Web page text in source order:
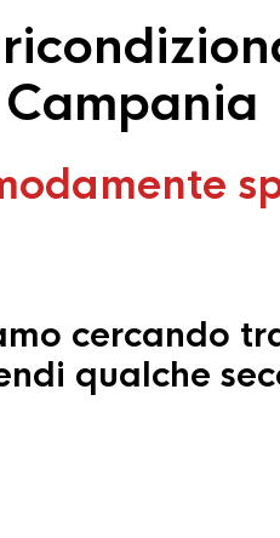
Campania
cercando
qualche